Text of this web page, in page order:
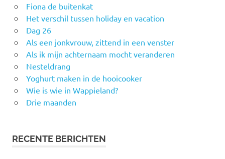
Fiona de buitenkat
Het verschil tussen holiday en vacation
Dag 26
Als een jonkvrouw, zittend in een venster
Als ik mijn achternaam mocht veranderen
Nesteldrang
Yoghurt maken in de hooicooker
Wie is wie in Wappieland?
Drie maanden
RECENTE BERICHTEN